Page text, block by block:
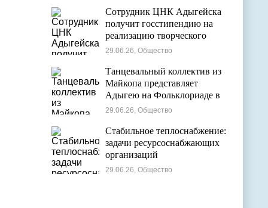
Сотрудник ЦНК Адыгейска
получит госстипендию на
реализацию творческого
проекта в области
29.06.26, Общество
Танцевальный коллектив из
Майкопа представляет
Адыгею на Фольклориаде в
Уфе
29.06.26, Общество
Стабильное теплоснабжение:
задачи ресурсоснабжающих
организаций
29.06.26, Общество